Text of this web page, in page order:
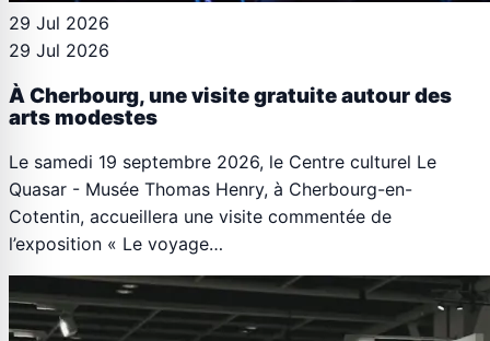
29 Jul 2026
29 Jul 2026
À Cherbourg, une visite gratuite autour des
arts modestes
Le samedi 19 septembre 2026, le Centre culturel Le
Quasar - Musée Thomas Henry, à Cherbourg-en-
Cotentin, accueillera une visite commentée de
l’exposition « Le voyage…